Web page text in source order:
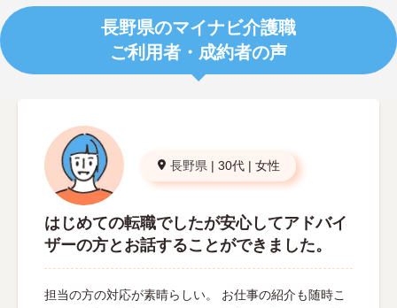
長野県のマイナビ介護職
ご利用者・成約者の声
長野県 | 30代 | 女性
はじめての転職でしたが安心してアドバイ
ザーの方とお話することができました。
担当の方の対応が素晴らしい。 お仕事の紹介も随時こ